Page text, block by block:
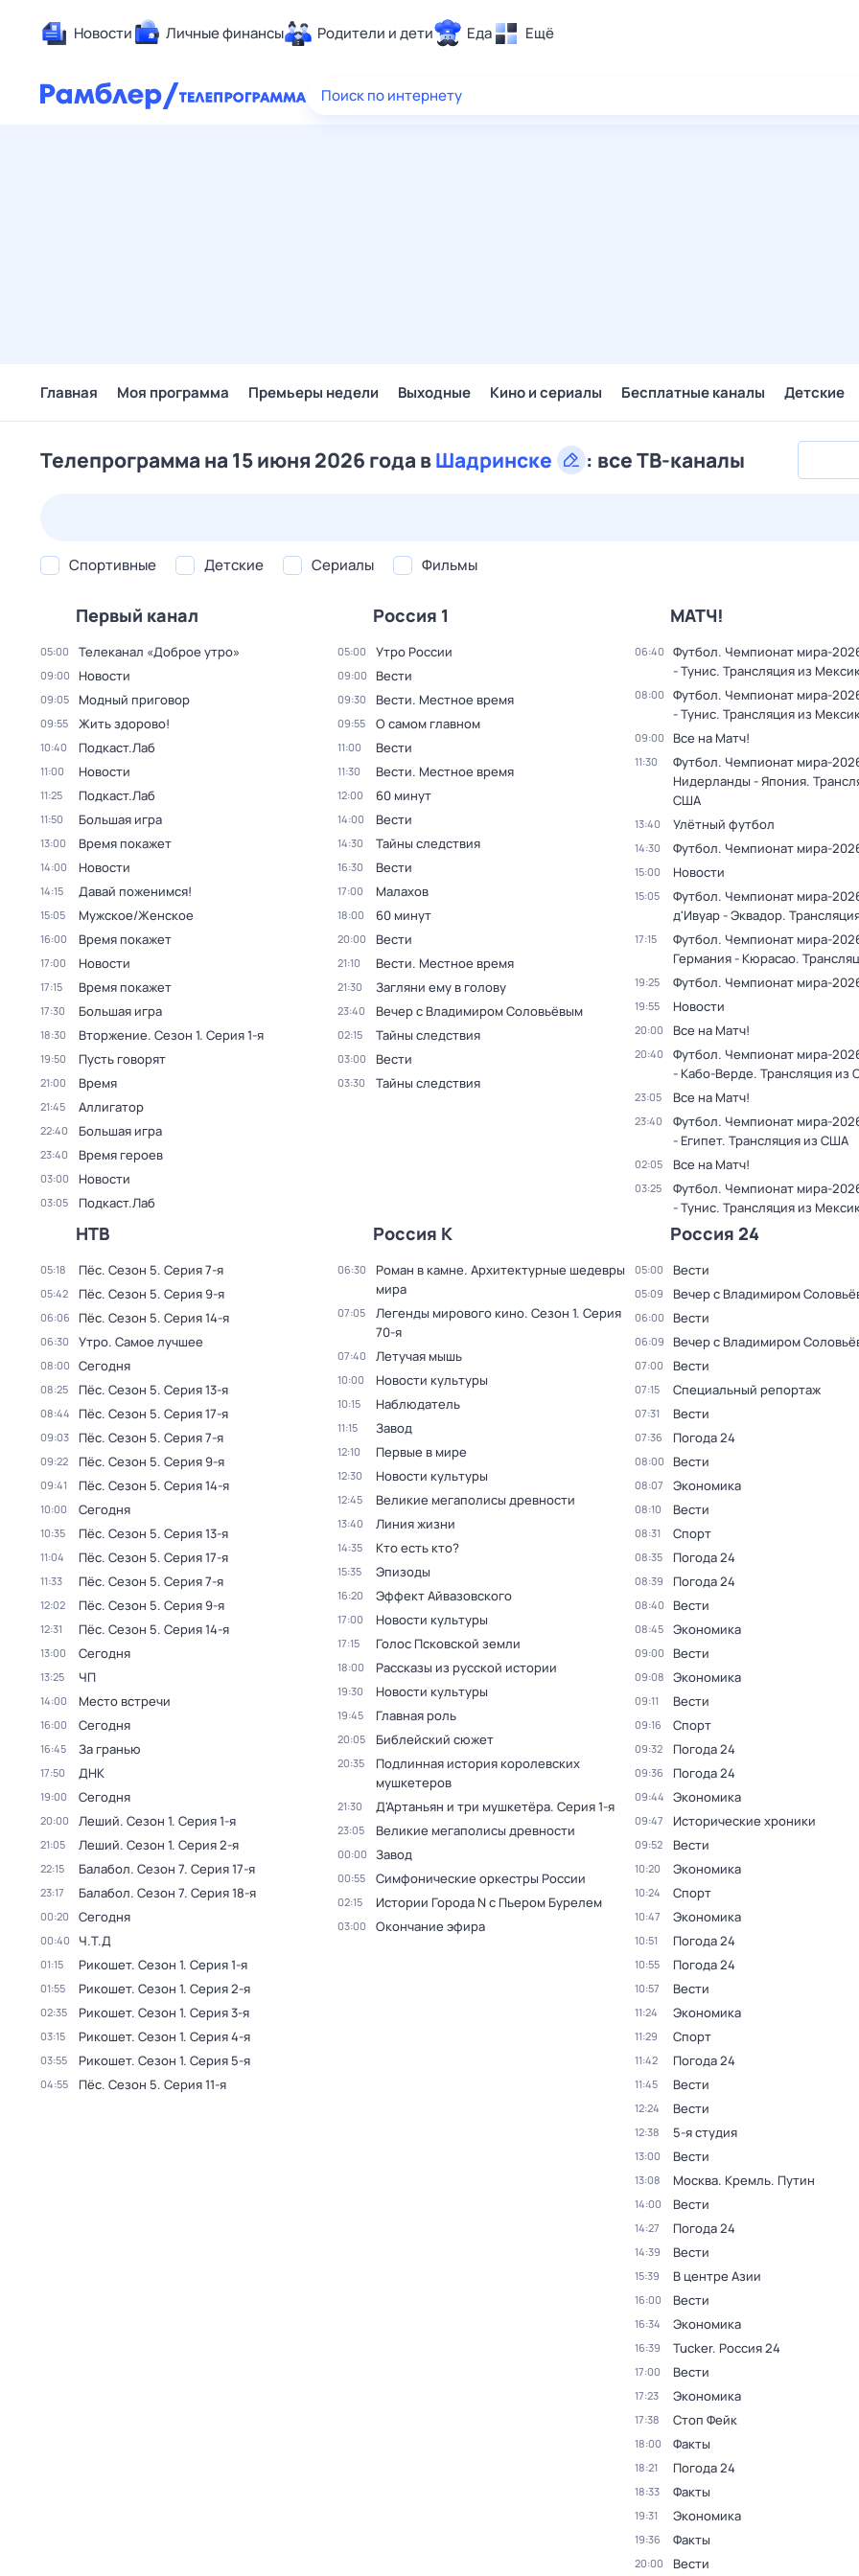
Новости Личные финансы Родители и дети Еда Ещё
Здоровье
Поиск по интернету
Главная Моя программа Премьеры недели Выходные Кино и сериалы Бесплатные каналы Детские
Телепрограмма на 15 июня 2026 года вШадринске : все ТВ-каналы
Спортивные Детские Сериалы Фильмы
Первый канал
05:00 Телеканал «Доброе утро»
09:00 Новости
09:05 Модный приговор
09:55 Жить здорово!
10:40 Подкаст.Лаб
11:00 Новости
11:25 Подкаст.Лаб
11:50 Большая игра
13:00 Время покажет
14:00 Новости
14:15 Давай поженимся!
15:05 Мужское/Женское
16:00 Время покажет
17:00 Новости
17:15 Время покажет
17:30 Большая игра
18:30 Вторжение. Сезон 1. Серия 1-я
19:50 Пусть говорят
21:00 Время
21:45 Аллигатор
22:40 Большая игра
23:40 Время героев
03:00 Новости
03:05 Подкаст.Лаб
Россия 1
05:00 Утро России
09:00 Вести
09:30 Вести. Местное время
09:55 О самом главном
11:00 Вести
11:30 Вести. Местное время
12:00 60 минут
14:00 Вести
14:30 Тайны следствия
16:30 Вести
17:00 Малахов
18:00 60 минут
20:00 Вести
21:10 Вести. Местное время
21:30 Загляни ему в голову
23:40 Вечер с Владимиром Соловьёвым
02:15 Тайны следствия
03:00 Вести
03:30 Тайны следствия
МАТЧ!
06:40
Футбол. Чемпионат мира-
- Тунис. Трансляция из
08:00
Футбол. Чемпионат мира-
- Тунис. Трансляция из
09:00 Все на Матч!
11:30
Футбол. Чемпионат мира-
Нидерланды - Япония.
США
13:40 Улётный футбол
14:30 Футбол. Чемпионат мира-
15:00 Новости
15:05
Футбол. Чемпионат мира-
д'Ивуар - Эквадор.
17:15
Футбол. Чемпионат мира-
Германия - Кюрасао.
19:25 Футбол. Чемпионат мира-
19:55 Новости
20:00 Все на Матч!
20:40
Футбол. Чемпионат мира-
- Кабо-Верде. Трансляция из
23:05 Все на Матч!
23:40
Футбол. Чемпионат мира-
- Египет. Трансляция из США
02:05 Все на Матч!
03:25
Футбол. Чемпионат мира-
- Тунис. Трансляция из
НТВ
05:18 Пёс. Сезон 5. Серия 7-я
05:42 Пёс. Сезон 5. Серия 9-я
06:06 Пёс. Сезон 5. Серия 14-я
06:30 Утро. Самое лучшее
08:00 Сегодня
08:25 Пёс. Сезон 5. Серия 13-я
08:44 Пёс. Сезон 5. Серия 17-я
09:03 Пёс. Сезон 5. Серия 7-я
09:22 Пёс. Сезон 5. Серия 9-я
09:41 Пёс. Сезон 5. Серия 14-я
10:00 Сегодня
10:35 Пёс. Сезон 5. Серия 13-я
11:04 Пёс. Сезон 5. Серия 17-я
11:33 Пёс. Сезон 5. Серия 7-я
12:02 Пёс. Сезон 5. Серия 9-я
12:31 Пёс. Сезон 5. Серия 14-я
13:00 Сегодня
13:25 ЧП
14:00 Место встречи
16:00 Сегодня
16:45 За гранью
17:50 ДНК
19:00 Сегодня
20:00 Леший. Сезон 1. Серия 1-я
21:05 Леший. Сезон 1. Серия 2-я
22:15 Балабол. Сезон 7. Серия 17-я
23:17 Балабол. Сезон 7. Серия 18-я
00:20 Сегодня
00:40 Ч.T.Д
01:15 Рикошет. Сезон 1. Серия 1-я
01:55 Рикошет. Сезон 1. Серия 2-я
02:35 Рикошет. Сезон 1. Серия 3-я
03:15 Рикошет. Сезон 1. Серия 4-я
03:55 Рикошет. Сезон 1. Серия 5-я
04:55 Пёс. Сезон 5. Серия 11-я
Россия К
06:30
Роман в камне. Архитектурные шедевры
мира
07:05 Легенды мирового кино. Сезон 1. Серия
70-я
07:40 Летучая мышь
10:00 Новости культуры
10:15 Наблюдатель
11:15 Завод
12:10 Первые в мире
12:30 Новости культуры
12:45 Великие мегаполисы древности
13:40 Линия жизни
14:35 Кто есть кто?
15:35 Эпизоды
16:20 Эффект Айвазовского
17:00 Новости культуры
17:15 Голос Псковской земли
18:00 Рассказы из русской истории
19:30 Новости культуры
19:45 Главная роль
20:05 Библейский сюжет
20:35
Подлинная история королевских
мушкетеров
21:30 Д'Артаньян и три мушкетёра. Серия 1-я
23:05 Великие мегаполисы древности
00:00 Завод
00:55 Симфонические оркестры России
02:15 Истории Города N с Пьером Бурелем
03:00 Окончание эфира
Россия 24
05:00 Вести
05:09 Вечер с Владимиром
06:00 Вести
06:09 Вечер с Владимиром
07:00 Вести
07:15 Специальный репортаж
07:31 Вести
07:36 Погода 24
08:00 Вести
08:07 Экономика
08:10 Вести
08:31 Спорт
08:35 Погода 24
08:39 Погода 24
08:40 Вести
08:45 Экономика
09:00 Вести
09:08 Экономика
09:11 Вести
09:16 Спорт
09:32 Погода 24
09:36 Погода 24
09:44 Экономика
09:47 Исторические хроники
09:52 Вести
10:20 Экономика
10:24 Спорт
10:47 Экономика
10:51 Погода 24
10:55 Погода 24
10:57 Вести
11:24 Экономика
11:29 Спорт
11:42 Погода 24
11:45 Вести
12:24 Вести
12:38 5-я студия
13:00 Вести
13:08 Москва. Кремль. Путин
14:00 Вести
14:27 Погода 24
14:39 Вести
15:39 В центре Азии
16:00 Вести
16:34 Экономика
16:39 Tucker. Россия 24
17:00 Вести
17:23 Экономика
17:38 Стоп Фейк
18:00 Факты
18:21 Погода 24
18:33 Факты
19:31 Экономика
19:36 Факты
20:00 Вести